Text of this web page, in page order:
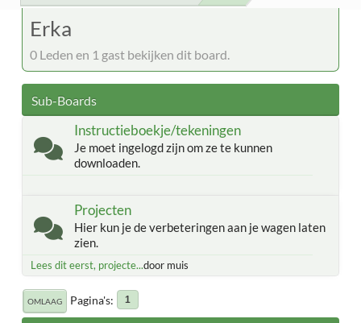
Erka
0 Leden en 1 gast bekijken dit board.
Sub-Boards
Instructieboekje/tekeningen
Je moet ingelogd zijn om ze te kunnen
downloaden.
Projecten
Hier kun je de verbeteringen aan je wagen laten
zien.
Lees dit eerst, projecte...door muis
OMLAAG Pagina's 1